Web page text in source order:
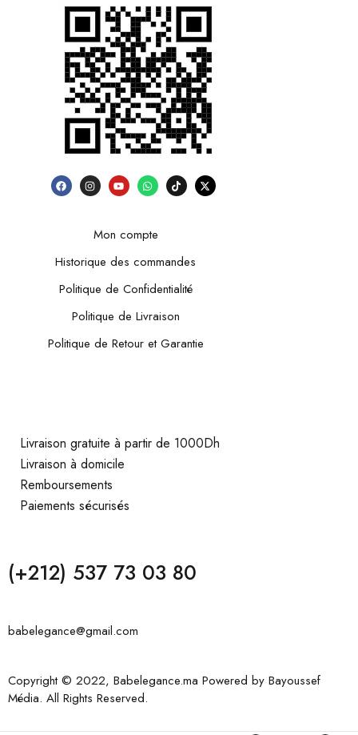
Mon compte
Historique des commandes
Politique de Confidentialité
Politique de Livraison
Politique de Retour et Garantie
Livraison gratuite à partir de 1000Dh
Livraison à domicile
Remboursements
Paiements sécurisés
(+212) 537 73 03 80
babelegance@gmail.com
Copyright © 2022, Babelegance.ma Powered by Bayoussef
Média. All Rights Reserved.